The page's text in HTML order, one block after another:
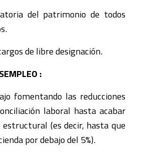
del patrimonio de todos
de libre designación.
:
fomentando las reducciones
laboral hasta acabar
estructural (es decir, hasta que
por debajo del 5%).